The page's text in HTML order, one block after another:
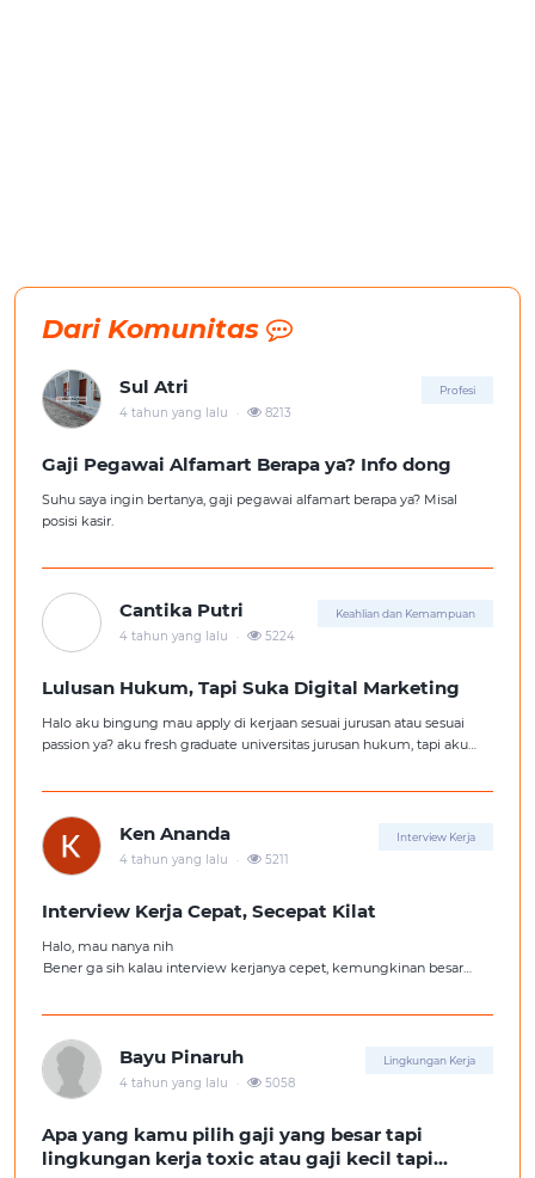
Dari Komunitas
Sul Atri Profesi
4 tahun yang lalu . 8213
Gaji Pegawai Alfamart Berapa ya? Info dong
Suhu saya ingin bertanya, gaji pegawai alfamart berapa ya? Misal
posisi kasir.
Cantika Putri Keahlian dan Kemampuan
4 tahun yang lalu . 5224
Lulusan Hukum, Tapi Suka Digital Marketing
Halo aku bingung mau apply di kerjaan sesuai jurusan atau sesuai
passion ya? aku fresh graduate universitas jurusan hukum, tapi aku
aku ambil kerjaan sesuai jurusan.
Ken Ananda Interview Kerja
4 tahun yang lalu . 5211
Interview Kerja Cepat, Secepat Kilat
Halo, mau nanya nih
Bener ga sih kalau interview kerjanya cepet, kemungkinan besar
Tolong pencerahannya dong kakak-kakak semua, soalnya aku fresh
Bayu Pinaruh Lingkungan Kerja
4 tahun yang lalu . 5058
Apa yang kamu pilih gaji yang besar tapi
lingkungan kerja toxic atau gaji kecil tapi